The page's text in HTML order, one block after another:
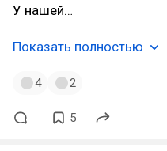
У нашей…
Показать полностью
4 2
5